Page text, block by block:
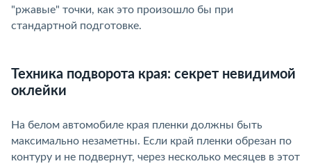
"ржавые" точки, как это произошло бы при
стандартной подготовке.
Техника подворота края: секрет невидимой
оклейки
На белом автомобиле края пленки должны быть
максимально незаметны. Если край пленки обрезан по
контуру и не подвернут, через несколько месяцев в этот